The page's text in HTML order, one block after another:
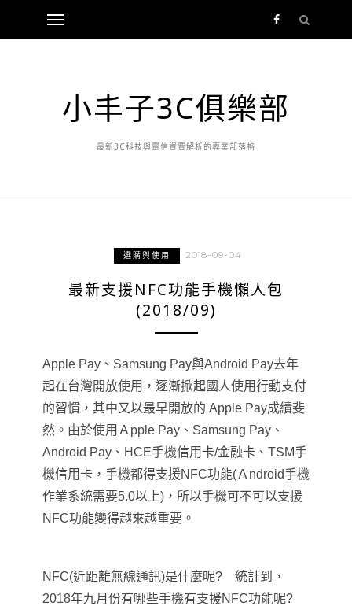
小丰子3C俱樂部
最新3C科技與電信資費解析的專業部落格
選購與使用 2018-09-04
最新支援NFC功能手機懶人包
(2018/09)
Apple Pay、Samsung Pay與Android Pay去年
起在台灣開放使用 ，逐漸掀起國人使用行動支付
的習慣，其中又以最早開放的 Apple Pay成績斐
然。由於使用Ａpple Pay、Samsung Pay、
Android Pay、HCE手機信用卡/金融卡、TSM手
機信用卡，手機都得支援NFC功能(Ａndroid手機
作業系統需要5.0以上) ，所以手機可不可以支援
NFC功能變得越來越重要 。
NFC(近距離無線通訊)是什麼呢? 統計到 ，
2018年九月份有哪些手機有支援NFC功能呢?